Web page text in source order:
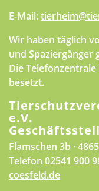
E-Mail:
Wir haben täglich
und Spaziergänger
Die
besetzt.
e.V.
Flamschen 3b ·
Telefon 02541 900
coesfeld.de